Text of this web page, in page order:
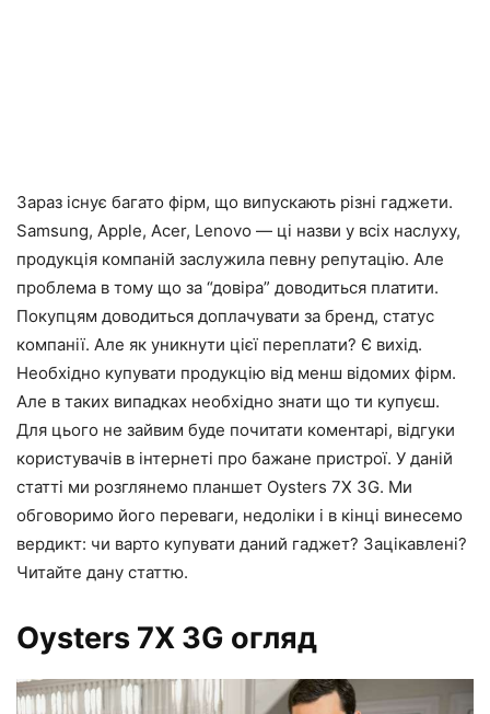
Зараз існує багато фірм, що випускають різні гаджети.
Samsung, Apple, Acer, Lenovo — ці назви у всіх наслуху,
продукція компаній заслужила певну репутацію. Але
проблема в тому що за “довіра” доводиться платити.
Покупцям доводиться доплачувати за бренд, статус
компанії. Але як уникнути цієї переплати? Є вихід.
Необхідно купувати продукцію від менш відомих фірм.
Але в таких випадках необхідно знати що ти купуєш.
Для цього не зайвим буде почитати коментарі, відгуки
користувачів в інтернеті про бажане пристрої. У даній
статті ми розглянемо планшет Oysters 7X 3G. Ми
обговоримо його переваги, недоліки і в кінці винесемо
вердикт: чи варто купувати даний гаджет? Зацікавлені?
Читайте дану статтю.
Oysters 7X 3G огляд